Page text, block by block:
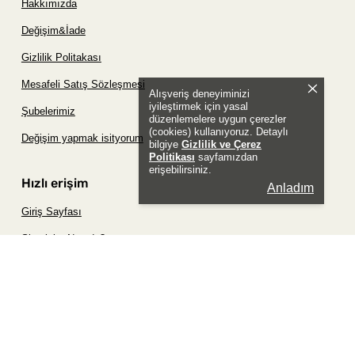
Alışveriş deneyiminizi
iyileştirmek için yasal
düzenlemelere uygun çerezler
(cookies) kullanıyoruz. Detaylı
bilgiye Gizlilik ve Çerez
Politikası sayfamızdan
erişebilirsiniz.
Anladım
Hakkımızda
Değişim&İade
Gizlilik Politakası
Mesafeli Satış Sözleşmesi
Şubelerimiz
Değişim yapmak isityorum
Hızlı erişim
Giriş Sayfası
Siparişim Nerede?